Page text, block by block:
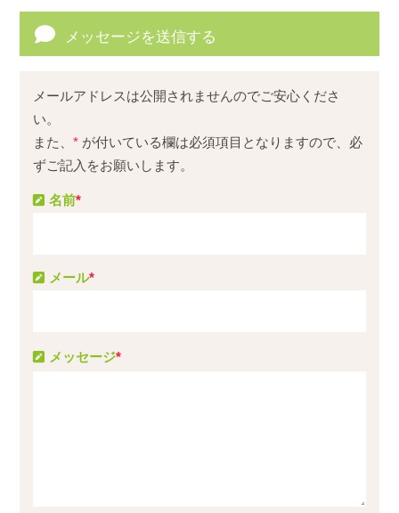
メッセージを送信する
メールアドレスは公開されませんのでご安心くださ
い。
また、* が付いている欄は必須項目となりますので、必
ずご記入をお願いします。
メッセージ*
名前*
メール*